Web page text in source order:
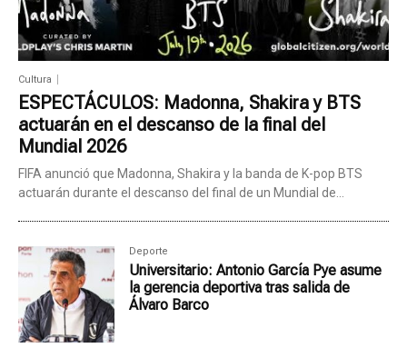
Cultura
ESPECTÁCULOS: Madonna, Shakira y BTS
actuarán en el descanso de la final del
Mundial 2026
FIFA anunció que Madonna, Shakira y la banda de K-pop BTS
actuarán durante el descanso del final de un Mundial de...
Deporte
Universitario: Antonio García Pye asume
la gerencia deportiva tras salida de
Álvaro Barco